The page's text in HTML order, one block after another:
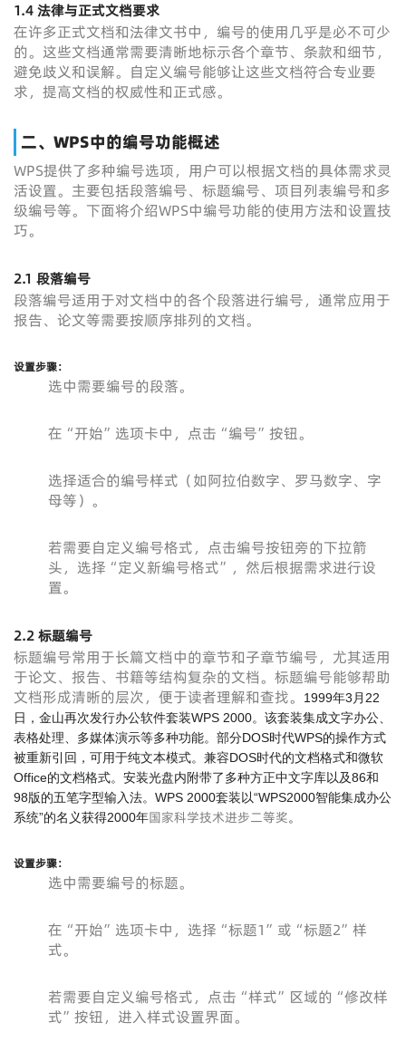
1.4 法律与正式文档要求
在许多正式文档和法律文书中，编号的使用几乎是必不可少
的。这些文档通常需要清晰地标示各个章节、条款和细节，
避免歧义和误解。自定义编号能够让这些文档符合专业要
求，提高文档的权威性和正式感。
二、WPS中的编号功能概述
WPS提供了多种编号选项，用户可以根据文档的具体需求灵
活设置。主要包括段落编号、标题编号、项目列表编号和多
级编号等。下面将介绍WPS中编号功能的使用方法和设置技
巧。
2.1 段落编号
段落编号适用于对文档中的各个段落进行编号，通常应用于
报告、论文等需要按顺序排列的文档。
设置步骤：
选中需要编号的段落。
在“开始”选项卡中，点击“编号”按钮。
选择适合的编号样式（如阿拉伯数字、罗马数字、字
母等）。
若需要自定义编号格式，点击编号按钮旁的下拉箭
头，选择“定义新编号格式”，然后根据需求进行设
置。
2.2 标题编号
标题编号常用于长篇文档中的章节和子章节编号，尤其适用
于论文、报告、书籍等结构复杂的文档。标题编号能够帮助
文档形成清晰的层次，便于读者理解和查找。
1999年3月22
日，金山再次发行办公软件套装WPS 2000。该套装集成文字办公、
表格处理、多媒体演示等多种功能。部分DOS时代WPS的操作方式
被重新引回，可用于纯文本模式。兼容DOS时代的文档格式和微软
Office的文档格式。安装光盘内附带了多种方正中文字库以及86和
98版的五笔字型输入法。WPS 2000套装以“WPS2000智能集成办公
系统”的名义获得2000年国家科学技术进步二等奖。
设置步骤：
选中需要编号的标题。
在“开始”选项卡中，选择“标题1”或“标题2”样
式。
若需要自定义编号格式，点击“样式”区域的“修改样
式”按钮，进入样式设置界面。